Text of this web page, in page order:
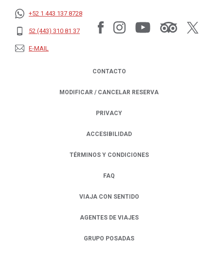
+52 1 443 137 8728
52 (443) 310 81 37
E-MAIL
CONTACTO
MODIFICAR / CANCELAR RESERVA
PRIVACY
OPENS IN A NEW TAB.
ACCESIBILIDAD
TÉRMINOS Y CONDICIONES
FAQ
VIAJA CON SENTIDO
AGENTES DE VIAJES
GRUPO POSADAS